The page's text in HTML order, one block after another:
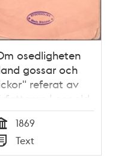
osedligheten
gossar och
referat av
Leopold
1869
Text